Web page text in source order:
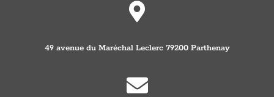

49 avenue du Maréchal Leclerc 79200 Parthenay
